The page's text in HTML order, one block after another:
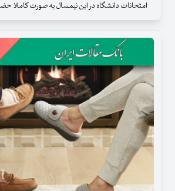
امتحانات دانشگاه در این نیمسال به صورت کاملا